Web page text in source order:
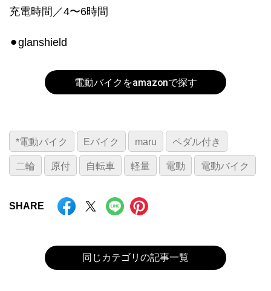
充電時間／4〜6時間
⚫︎glanshield
電動バイクをamazonで探す
*電動バイク Eバイク maru ペダル付き
二輪 原付 自転車 軽量 電動 電動バイク
SHARE
同じカテゴリの記事一覧